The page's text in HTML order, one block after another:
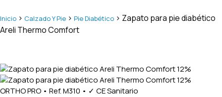
Inicio > Calzado Y Pie > Pie Diabético > Zapato para pie diabético
Areli Thermo Comfort
12%
12%
ORTHO PRO • Ref. M310 • ✓ CE Sanitario